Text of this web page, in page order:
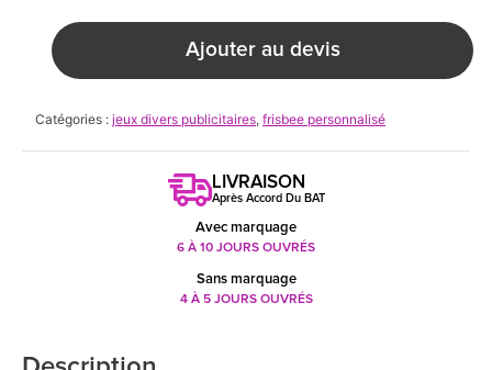
Ajouter au devis
Catégories : jeux divers publicitaires, frisbee personnalisé
LIVRAISON
Après Accord Du BAT
Avec marquage
6 À 10 JOURS OUVRÉS
Sans marquage
4 À 5 JOURS OUVRÉS